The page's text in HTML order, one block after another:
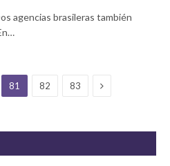
agencias brasileras también
81 82 83 Next